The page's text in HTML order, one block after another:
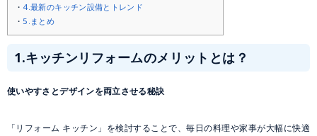
4.最新のキッチン設備とトレンド
5.まとめ
1.キッチンリフォームのメリットとは？
使いやすさとデザインを両立させる秘訣
「リフォーム キッチン」を検討することで、毎日の料理や家事が大幅に快適